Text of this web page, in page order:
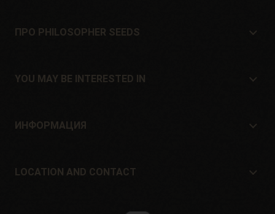
ПРО PHILOSOPHER SEEDS
Расположение и контакт
YOU MAY BE INTERESTED IN
Offers
ИНФОРМАЦИЯ
Guarantees and returns
LOCATION AND CONTACT